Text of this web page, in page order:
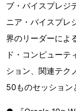
ブ・バイスプレジ
ニア・バイスプレ
界のリーダーによ
ド・コンピューテ
ション、関連テク
50ものセッション